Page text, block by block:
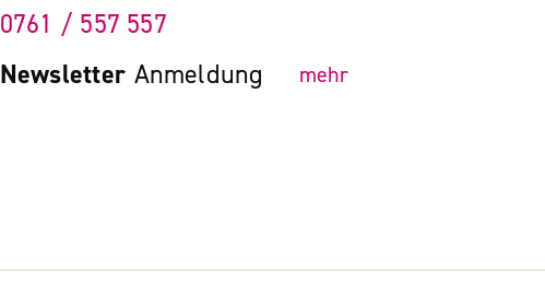
0761 / 557 557
Newsletter Anmeldung mehr